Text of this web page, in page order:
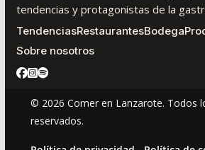
tendencias y protagonistas de la
TendenciasRestaurantesBodega
Sobre nosotros
© 2026 Comer en Lanzarote. Todos
reservados.